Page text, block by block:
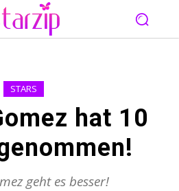
STARS
hat 10
geht es besser!